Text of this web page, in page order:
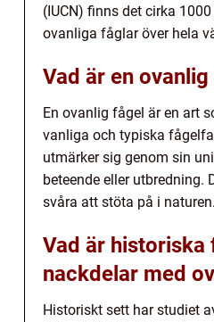
(IUCN) finns det cirka
ovanliga fåglar över hela
Vad är en
En ovanlig fågel är en art
vanliga och typiska
utmärker sig genom sin
beteende eller utbredning.
svåra att stöta på i naturen.
Vad är historiska
nackdelar med
Historiskt sett har studiet